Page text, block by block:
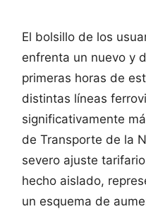
El bolsillo de los
enfrenta un nuevo y
primeras horas de
distintas líneas
significativamente
de Transporte de la
severo ajuste
hecho aislado,
un esquema de